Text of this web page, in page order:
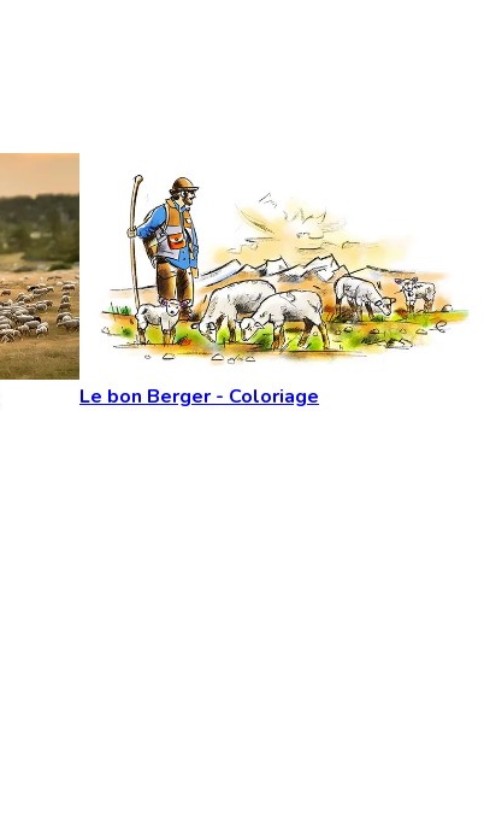
Le bon Berger - Coloriage